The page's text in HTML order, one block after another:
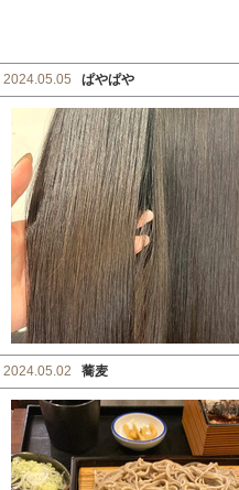
2024.05.05 ぱやぱや
2024.05.02 蕎麦